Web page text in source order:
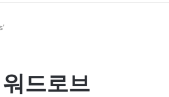
드로브